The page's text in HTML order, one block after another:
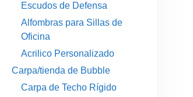
Escudos de Defensa
Alfombras para Sillas de
Oficina
Acrilico Personalizado
Carpa/tienda de Bubble
Carpa de Techo Rígido